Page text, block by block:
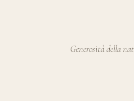
Generosità della